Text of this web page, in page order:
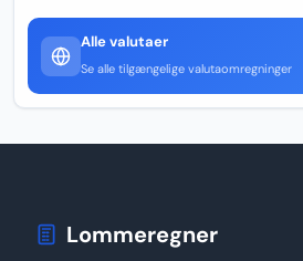
Alle valutaer
Se alle tilgængelige valutaomregninger
Lommeregner